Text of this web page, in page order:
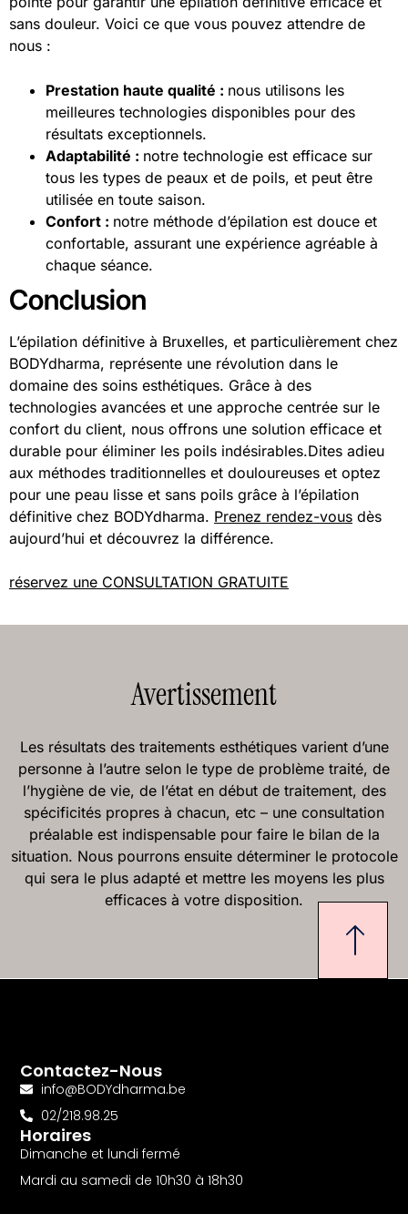
sans douleur. Voici ce que vous pouvez attendre de
nous :
Prestation haute qualité : nous utilisons les
meilleures technologies disponibles pour des
résultats exceptionnels.
Adaptabilité : notre technologie est efficace sur
tous les types de peaux et de poils, et peut être
utilisée en toute saison.
Confort : notre méthode d’épilation est douce et
confortable, assurant une expérience agréable à
chaque séance.
Conclusion
L’épilation définitive à Bruxelles, et particulièrement chez
BODYdharma, représente une révolution dans le
domaine des soins esthétiques. Grâce à des
technologies avancées et une approche centrée sur le
confort du client, nous offrons une solution efficace et
durable pour éliminer les poils indésirables.Dites adieu
aux méthodes traditionnelles et douloureuses et optez
pour une peau lisse et sans poils grâce à l’épilation
définitive chez BODYdharma. Prenez rendez-vous dès
aujourd’hui et découvrez la différence.
réservez une CONSULTATION GRATUITE
Avertissement
Les résultats des traitements esthétiques varient d’une
personne à l’autre selon le type de problème traité, de
l’hygiène de vie, de l’état en début de traitement, des
spécificités propres à chacun, etc – une consultation
préalable est indispensable pour faire le bilan de la
situation. Nous pourrons ensuite déterminer le protocole
qui sera le plus adapté et mettre les moyens les plus
efficaces à votre disposition.
Contactez-Nous
info@BODYdharma.be
02/218.98.25
Horaires
Dimanche et lundi fermé
Mardi au samedi de 10h30 à 18h30